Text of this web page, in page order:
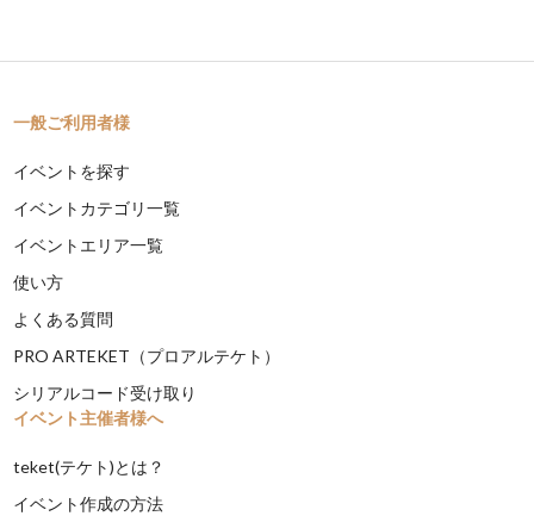
一般ご利用者様
イベントを探す
イベントカテゴリ一覧
イベントエリア一覧
使い方
よくある質問
PRO ARTEKET（プロアルテケト）
シリアルコード受け取り
イベント主催者様へ
teket(テケト)とは？
イベント作成の方法